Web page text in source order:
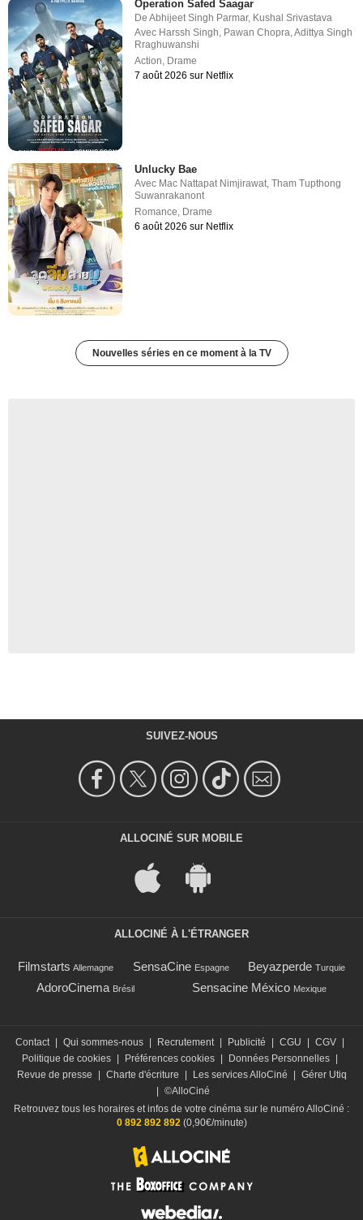
Operation Safed Saagar
DeAbhijeet Singh Parmar, Kushal Srivastava
Avec Harssh Singh, Pawan Chopra,Adittya Singh
Rraghuwanshi
Action, Drame
7 août 2026 sur Netflix
Unlucky Bae
Avec Mac Nattapat Nimjirawat ,Tham Tupthong
Suwanrakanont
Romance Drame
6 août 2026 sur Netflix
Nouvelles séries en ce moment à la TV
SUIVEZ-NOUS
ALLOCINÉ SUR MOBILE
ALLOCINÉ À L'ÉTRANGER
Filmstarts Allemagne SensaCine Espagne Beyazperde Turquie
AdoroCinema Brésil Sensacine México Mexique
Contact | Qui sommes-nous | Recrutement | Publicité | CGU | CGV |
Politique de cookies | Préférences cookies | Données Personnelles |
Revue de presse
| Charte d'écriture | Les services AlloCiné | Gérer Utiq
| ©AlloCiné
Retrouvez tous les horaires et infos de votre cinéma sur le numéro AlloCiné :
0 892 892 892(0,90€/minute)